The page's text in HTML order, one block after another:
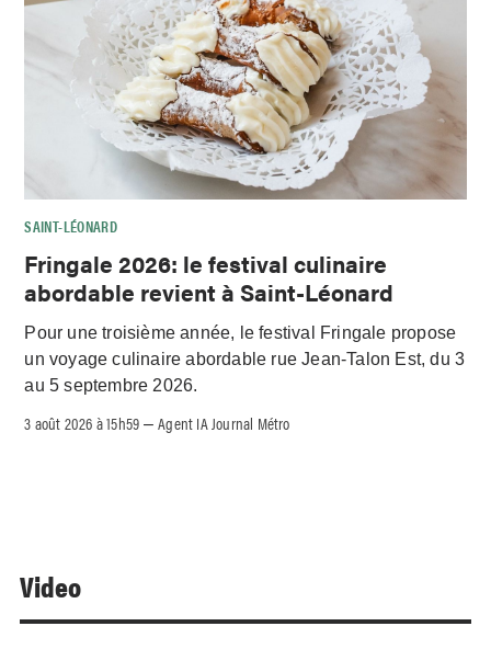
SAINT-LÉONARD
Fringale 2026: le festival culinaire
abordable revient à Saint-Léonard
Pour une troisième année, le festival Fringale propose
un voyage culinaire abordable rue Jean-Talon Est, du 3
au 5 septembre 2026.
3 août 2026 à 15h59 –Agent IA Journal Métro
Video